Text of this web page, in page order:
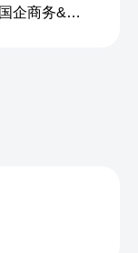
积极履职显担当 聚力赋能新发展｜国企商务&中企人力出席上海现代服务业联合会第五届会员大会第三次会议暨2026服务业高质量发展大会